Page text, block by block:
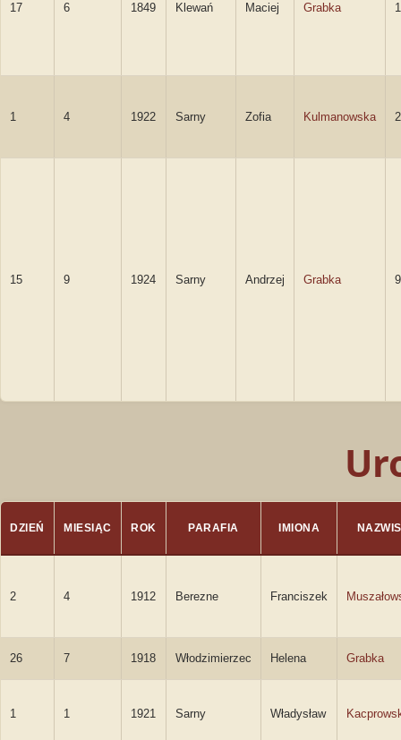
17 6 1849 Klewań Maciej Grabka
1 4 1922 Sarny Zofia Kulmanowska
15 9 1924 Sarny Andrzej Grabka
DZIEŃ MIESIĄC ROK PARAFIA IMIONA
2 4 1912 Berezne Franciszek
26 7 1918 Włodzimierzec Helena Grabka
1 1 1921 Sarny Władysław